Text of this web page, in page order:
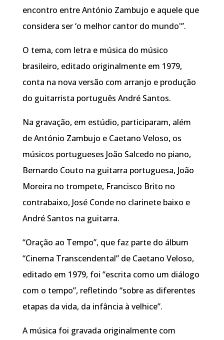
encontro entre António Zambujo e aquele que
considera ser ‘o melhor cantor do mundo'”.
O tema, com letra e música do músico
brasileiro, editado originalmente em 1979,
conta na nova versão com arranjo e produção
do guitarrista português André Santos.
Na gravação, em estúdio, participaram, além
de António Zambujo e Caetano Veloso, os
músicos portugueses João Salcedo no piano,
Bernardo Couto na guitarra portuguesa, João
Moreira no trompete, Francisco Brito no
contrabaixo, José Conde no clarinete baixo e
André Santos na guitarra.
“Oração ao Tempo”, que faz parte do álbum
“Cinema Transcendental” de Caetano Veloso,
editado em 1979, foi “escrita como um diálogo
com o tempo”, refletindo “sobre as diferentes
etapas da vida, da infância à velhice”.
A música foi gravada originalmente com